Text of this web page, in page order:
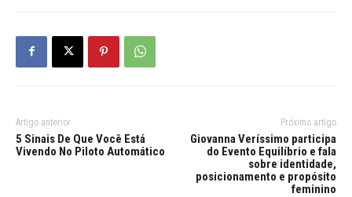
Artigo anterior
5 Sinais De Que Você Está
Vivendo No Piloto Automático
Próximo artigo
Giovanna Veríssimo participa
do Evento Equilíbrio e fala
sobre identidade,
posicionamento e propósito
feminino